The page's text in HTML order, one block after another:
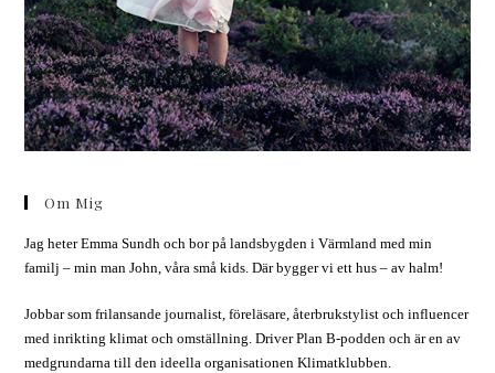
Om Mig
Jag heter Emma Sundh och bor på landsbygden i Värmland med min
familj – min man John, våra små kids. Där bygger vi ett hus – av halm!
Jobbar som frilansande journalist, föreläsare, återbrukstylist och influencer
med inrikting klimat och omställning. Driver Plan B-podden och är en av
medgrundarna till den ideella organisationen Klimatklubben.